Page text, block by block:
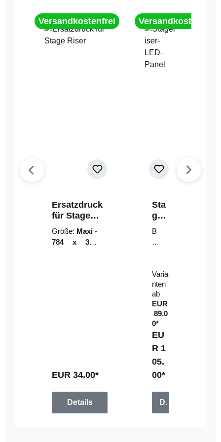
Versandkostenfrei
Ersatzdruck
für Stage
Riser
Größe: Maxi -
784 x 314
EUR 34.00*
Details
Versandkostenfrei
Sta
geri
ser-
LE
D-
el
B
un
mi
t
Fe
rn
be
di
en
u
n
g
Varia
nten
ab
EUR
89.0
0*
EU
R 1
05.
00*
Details